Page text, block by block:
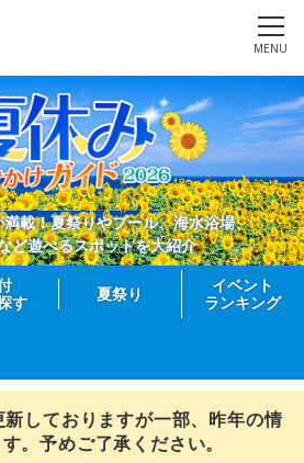
MENU
載！夏祭りやプール、海水浴場、
ど遊べるスポットを大紹介
す
夏祭り
イベント
ランキング
しておりますが一部、昨年の情
。予めご了承ください。